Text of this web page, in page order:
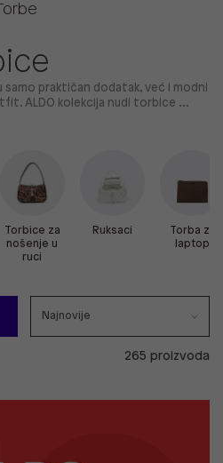
samo praktičan dodatak, već i modni
ALDO kolekcija nudi torbice ...
Torbice za
nošenje u
ruci
Ruksaci
Torba za
laptop
265 proizvoda